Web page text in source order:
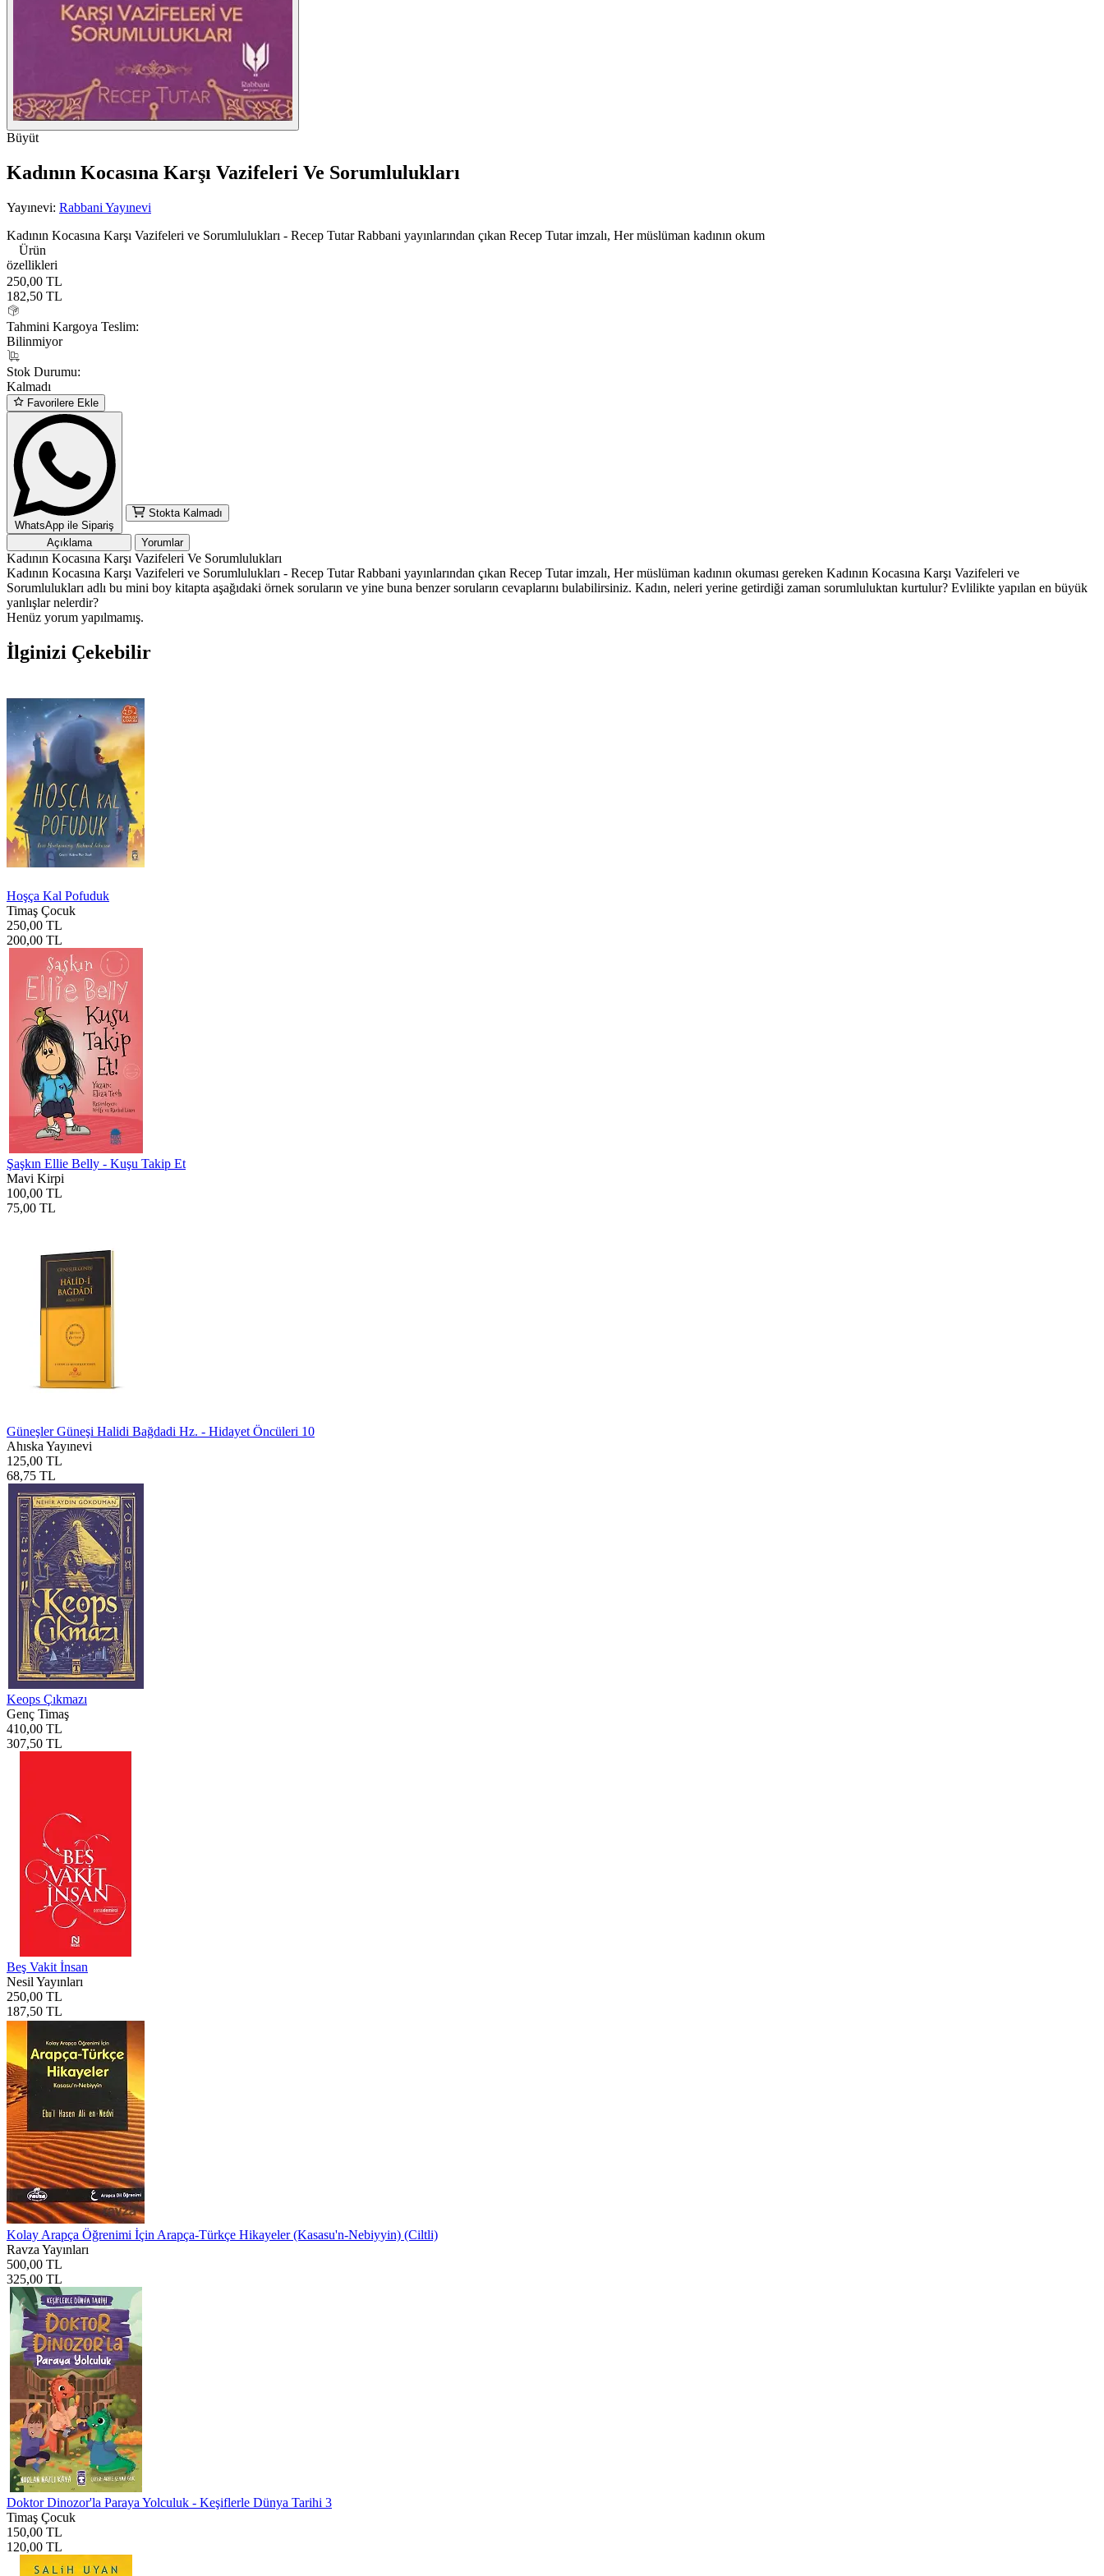
Büyüt
Kadının Kocasına Karşı Vazifeleri Ve Sorumlulukları
Yayınevi: Rabbani Yayınevi
Kadının Kocasına Karşı Vazifeleri ve Sorumlulukları - Recep Tutar Rabbani yayınlarından çıkan Recep Tutar imzalı, Her müslüman kadının okum
Ürün
özellikleri
250,00 TL
182,50 TL
Tahmini Kargoya Teslim:
Bilinmiyor
Stok Durumu:
Kalmadı
Favorilere Ekle
WhatsApp ile Sipariş
Stokta Kalmadı
Açıklama Yorumlar
Kadının Kocasına Karşı Vazifeleri Ve Sorumlulukları
Kadının Kocasına Karşı Vazifeleri ve Sorumlulukları - Recep Tutar Rabbani yayınlarından çıkan Recep Tutar imzalı, Her müslüman kadının okuması gereken Kadının Kocasına Karşı Vazifeleri ve
Sorumlulukları adlı bu mini boy kitapta aşağıdaki örnek soruların ve yine buna benzer soruların cevaplarını bulabilirsiniz. Kadın, neleri yerine getirdiği zaman sorumluluktan kurtulur? Evlilikte yapılan en büyük
yanlışlar nelerdir?
Henüz yorum yapılmamış.
İlginizi Çekebilir
Hoşça Kal Pofuduk
Timaş Çocuk
250,00 TL
200,00 TL
Şaşkın Ellie Belly - Kuşu Takip Et
Mavi Kirpi
100,00 TL
75,00 TL
Güneşler Güneşi Halidi Bağdadi Hz. - Hidayet Öncüleri 10
Ahıska Yayınevi
125,00 TL
68,75 TL
Keops Çıkmazı
Genç Timaş
410,00 TL
307,50 TL
Beş Vakit İnsan
Nesil Yayınları
250,00 TL
187,50 TL
Kolay Arapça Öğrenimi İçin Arapça-Türkçe Hikayeler (Kasasu'n-Nebiyyin) (Ciltli)
Ravza Yayınları
500,00 TL
325,00 TL
Doktor Dinozor'la Paraya Yolculuk - Keşiflerle Dünya Tarihi 3
Timaş Çocuk
150,00 TL
120,00 TL